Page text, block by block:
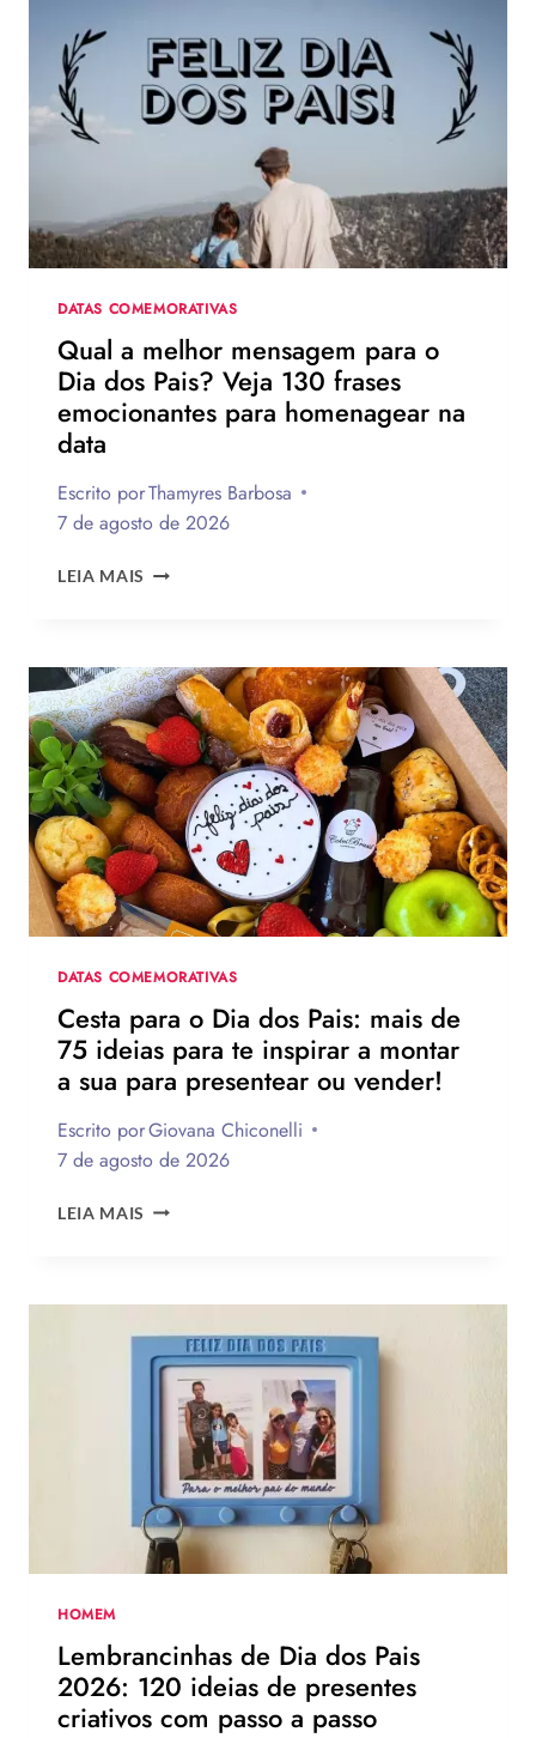
DATAS COMEMORATIVAS
Qual a melhor mensagem para o
Dia dos Pais? Veja 130 frases
emocionantes para homenagear na
data
Escrito porThamyres Barbosa
7 de agosto de 2026
LEIA MAIS QUAL
PARA
O
DIA
DOS
PAIS?
VEJA
130
FRASES
EMOCIONANTES
PARA
HOMENAGEAR
DATA
DATAS COMEMORATIVAS
Cesta para o Dia dos Pais: mais de
75 ideias para te inspirar a montar
a sua para presentear ou vender!
Escrito porGiovana Chiconelli
7 de agosto de 2026
LEIA MAIS CESTA
DOS
PAIS:
MAIS
IDEIAS
INSPIRAR
A
MONTAR
PRESENTEAR
OU
HOMEM
Lembrancinhas de Dia dos Pais
2026: 120 ideias de presentes
criativos com passo a passo